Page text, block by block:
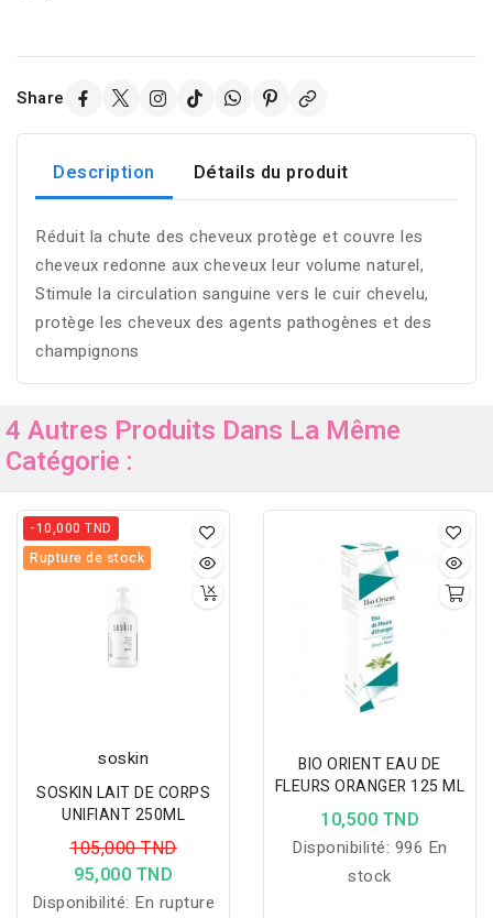
Share
Description Détails du produit
Réduit la chute des cheveux protège et couvre les
cheveux redonne aux cheveux leur volume naturel,
Stimule la circulation sanguine vers le cuir chevelu,
protège les cheveux des agents pathogènes et des
champignons
4 Autres Produits Dans La Même
Catégorie :
-10,000 TND
Rupture de stock
soskin
SOSKIN LAIT DE CORPS
UNIFIANT 250ML
105,000 TND
95,000 TND
Disponibilité: En rupture
BIO ORIENT EAU DE
FLEURS ORANGER 125 ML
10,500 TND
Disponibilité: 996 En
stock